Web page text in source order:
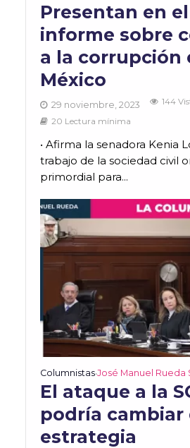
Presentan en
informe sobre
a la corrupción
México
29 noviembre, 2023
144
20 Lectura mínima
• Afirma la senadora Kenia
trabajo de la sociedad civil
primordial para...
Columnistas•José Manuel Rueda
El ataque a la
podría cambiar
estrategia